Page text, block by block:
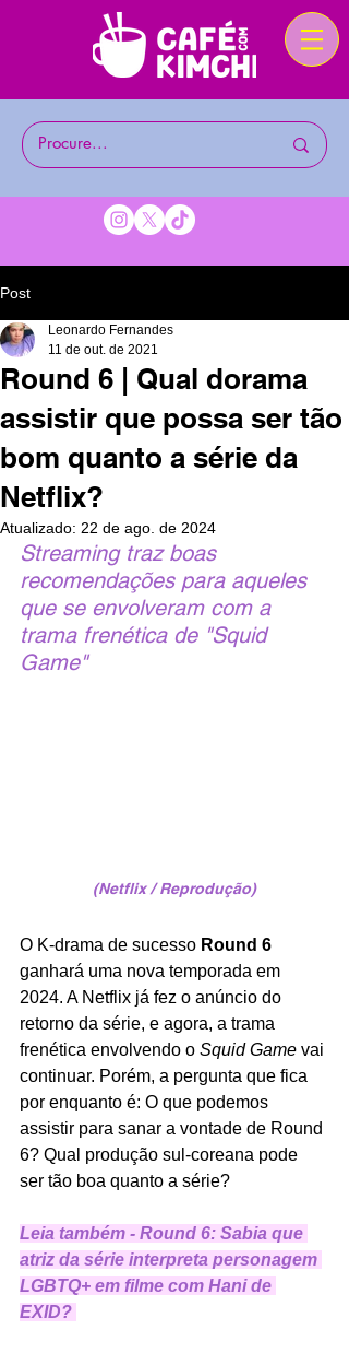
Post
Round 6 | Qual dorama
assistir que possa ser tão
bom quanto a série da
Netflix?
Leonardo Fernandes
11 de out. de 2021
Atualizado: 22 de ago. de 2024
Streaming traz boas
recomendações para aqueles
que se envolveram com a
trama frenética de "Squid
Game"
(Netflix / Reprodução)
O K-drama de sucesso Round 6
ganhará uma nova temporada em
2024. A Netflix já fez o anúncio do
retorno da série, e agora, a trama
frenética envolvendo o Squid Game vai
continuar. Porém, a pergunta que fica
por enquanto é: O que podemos
assistir para sanar a vontade de Round
6? Qual produção sul-coreana pode
ser tão boa quanto a série?
Leia também - Round 6: Sabia que
atriz da série interpreta personagem
LGBTQ+ em filme com Hani de
EXID?